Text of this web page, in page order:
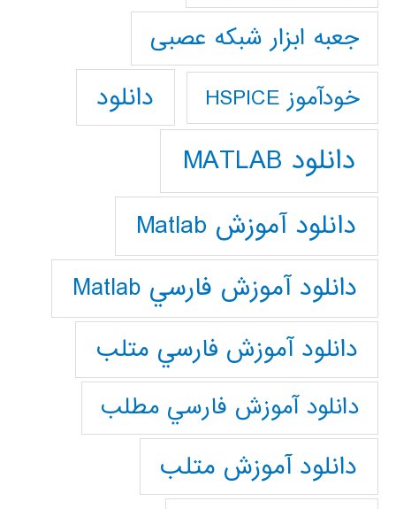
جعبه ابزار شبکه عصبی
خودآموز HSPICE دانلود
دانلود MATLAB
دانلود آموزش Matlab
دانلود آموزش فارسي Matlab
دانلود آموزش فارسي متلب
دانلود آموزش فارسي مطلب
دانلود آموزش متلب